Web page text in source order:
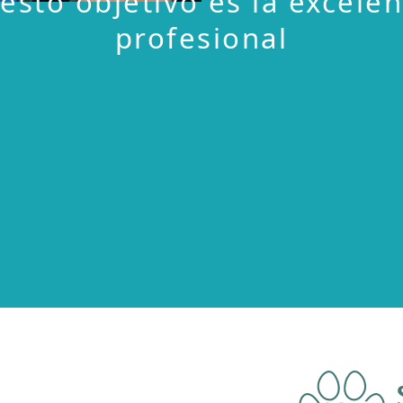
profesional